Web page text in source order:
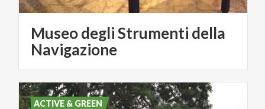
Museo degli Strumenti della
Navigazione
ACTIVE & GREEN